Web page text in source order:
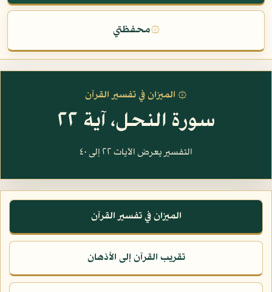
۞محفظتي
۞ الميزان في تفسير القرآن
سورة النحل، آية ٢٢
التفسير يعرض الآيات ٢٢ إلى ٤٠
الميزان في تفسير القرآن
تقريب القرآن إلى الأذهان